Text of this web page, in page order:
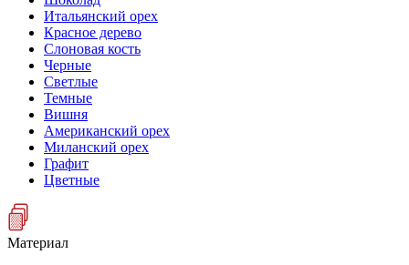
Итальянский орех
Красное дерево
Слоновая кость
Черные
Светлые
Темные
Вишня
Американский орех
Миланский орех
Графит
Цветные
Материал